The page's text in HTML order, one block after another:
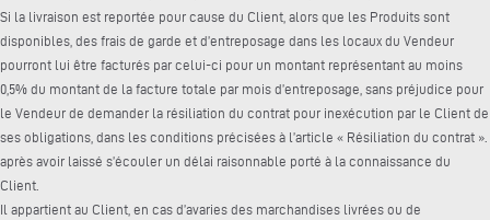
Si la livraison est reportée pour cause du Client, alors que les Produits sont
disponibles, des frais de garde et d’entreposage dans les locaux du Vendeur
pourront lui être facturés par celui-ci pour un montant représentant au moins
0,5% du montant de la facture totale par mois d’entreposage, sans préjudice pour
le Vendeur de demander la résiliation du contrat pour inexécution par le Client de
ses obligations, dans les conditions précisées à l’article « Résiliation du contrat ».
après avoir laissé s’écouler un délai raisonnable porté à la connaissance du
Client.
Il appartient au Client, en cas d’avaries des marchandises livrées ou de